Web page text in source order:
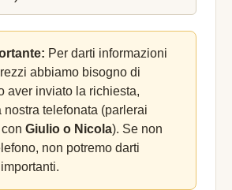
Per darti informazioni
abbiamo bisogno di
aver inviato la richiesta,
nostra telefonata (parlerai
Giulio o Nicola). Se non
non potremo darti